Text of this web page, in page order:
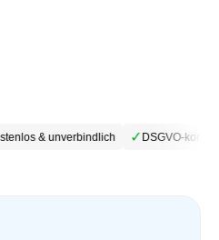
& unverbindlich ✓DSGVO-